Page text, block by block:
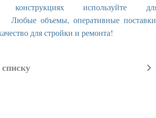
используйте
объемы, оперативные
для стройки и ремонта!